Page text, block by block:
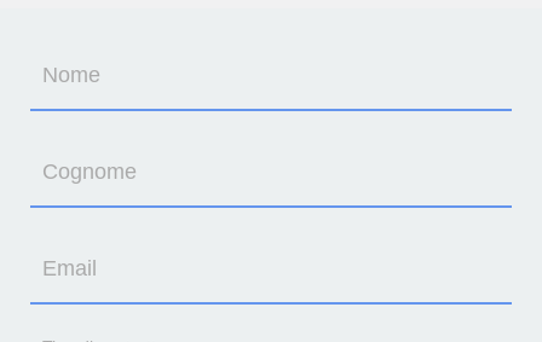
Nome
Cognome
Email